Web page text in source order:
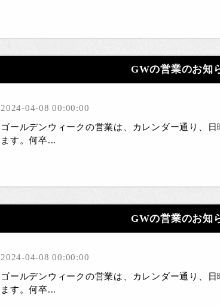
GWの営業のお知
2024-04-08 00:00:00
ゴールデンウィークの営業は、カレンダー通り、
ます。何卒...
GWの営業のお知
2024-04-08 00:00:00
ゴールデンウィークの営業は、カレンダー通り、
ます。何卒...